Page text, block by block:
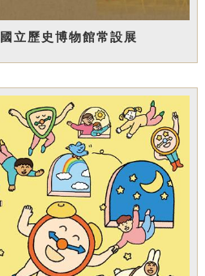
立歷史博物館常設展